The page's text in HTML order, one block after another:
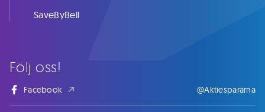
Följ oss!
Facebook @Aktiespararna
SaveByBell